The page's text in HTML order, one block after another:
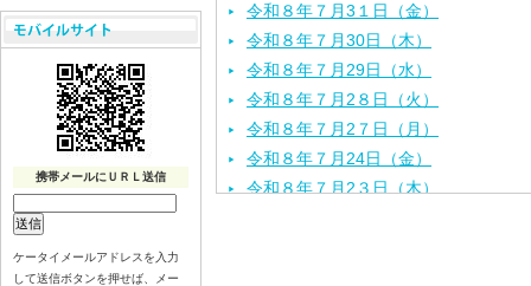
令和８年７月3１日（金）
令和８年７月30日（木）
令和８年７月29日（水）
令和８年７月2８日（火）
令和８年７月2７日（月）
令和８年７月24日（金）
令和８年７月2３日（木）
携帯メールにＵＲＬ送信
ケータイメールアドレスを入力
して送信ボタンを押せば、メー